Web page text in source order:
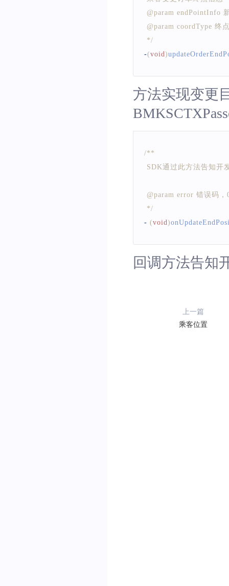
@param endPointInfo
@param coordType 终
*/
-(void)
方法实现变更
/**
SDK通过此方法告知开
@param error 错误码
*/
- (void)
回调方法告知
上一篇
乘客位置